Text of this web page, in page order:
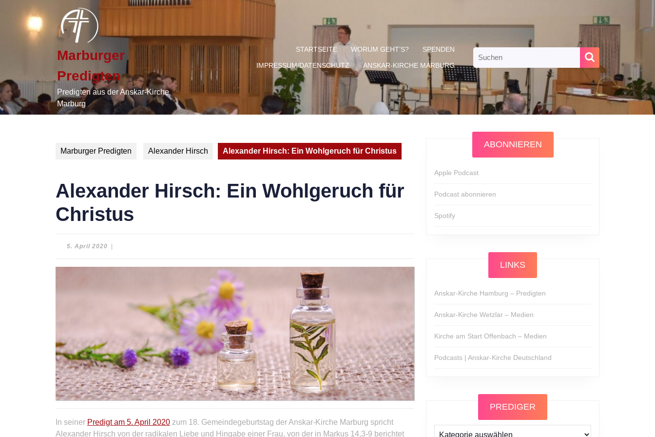
content
Marburger
Predigten
Predigten aus der Anskar-Kirche
Marburg
STARTSEITE WORUM GEHT’S? SPENDEN
IMPRESSUM/DATENSCHUTZ ANSKAR-KIRCHE MARBURG
for:
Marburger Predigten Alexander Hirsch Alexander Hirsch: Ein Wohlgeruch für Christus
Alexander Hirsch: Ein Wohlgeruch für
Christus
5. April 2020 5.
In seiner Predigt am 5. April 2020 zum 18. Gemeindegeburtstag der Anskar-Kirche Marburg spricht
Alexander Hirsch von der radikalen Liebe und Hingabe einer Frau, von der in Markus 14,3-9 berichtet
ABONNIEREN
Apple Podcast
Podcast abonnieren
Spotify
LINKS
Anskar-Kirche Hamburg – Predigten
Anskar-Kirche Wetzlar – Medien
Kirche am Start Offenbach – Medien
Podcasts | Anskar-Kirche Deutschland
PREDIGER
Prediger